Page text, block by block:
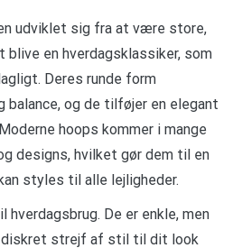
udviklet sig fra at være store,
blive en hverdagsklassiker, som
Deres runde form
balance, og de tilføjer en elegant
hoops kommer i mange
designs, hvilket gør dem til en
styles til alle lejligheder.
hverdagsbrug. De er enkle, men
strejf af stil til dit look